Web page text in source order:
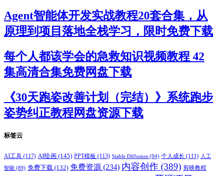
Agent智能体开发实战教程20套合集，从
原理到项目落地全栈学习，限时免费下载
每个人都该学会的急救知识视频教程 42
集高清合集免费网盘下载
《30天跑姿改善计划（完结）》系统跑步
姿势纠正教程网盘资源下载
标签云
AI工具 (117) AI绘画 (145) PPT模板 (113) Stable Diffusion (94) 个人成长 (111) 人工
智能 (89) 免费下载 (132) 免费资源 (234) 内容创作 (389) 剪映教程